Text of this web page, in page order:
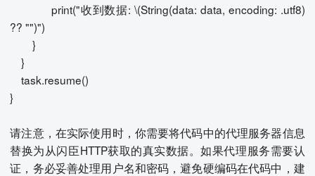
print("收到数据: \(String(data: data, encoding: .utf8)
?? "")")
}
}
task.resume()
}
请注意，在实际使用时，你需要将代码中的代理服务器信息
替换为从闪臣HTTP获取的真实数据。如果代理服务需要认
证，务必妥善处理用户名和密码，避免硬编码在代码中，建